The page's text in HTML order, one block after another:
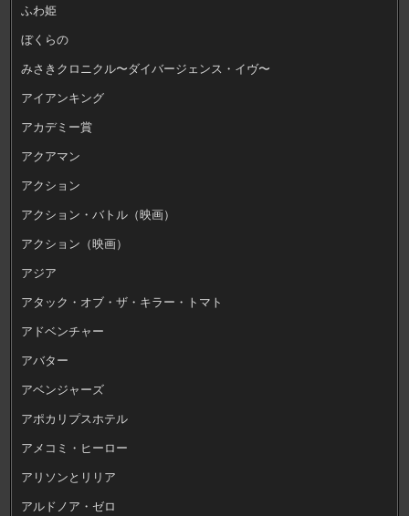
ふわ姫
ぼくらの
みさきクロニクル〜ダイバージェンス・イヴ〜
アイアンキング
アカデミー賞
アクアマン
アクション
アクション・バトル（映画）
アクション（映画）
アジア
アタック・オブ・ザ・キラー・トマト
アドベンチャー
アバター
アベンジャーズ
アポカリプスホテル
アメコミ・ヒーロー
アリソンとリリア
アルドノア・ゼロ